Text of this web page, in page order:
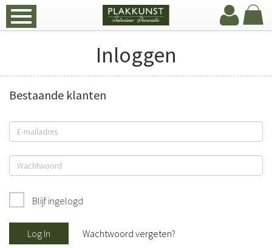
Inloggen
Bestaande klanten
Blijf ingelogd
Log In Wachtwoord vergeten?